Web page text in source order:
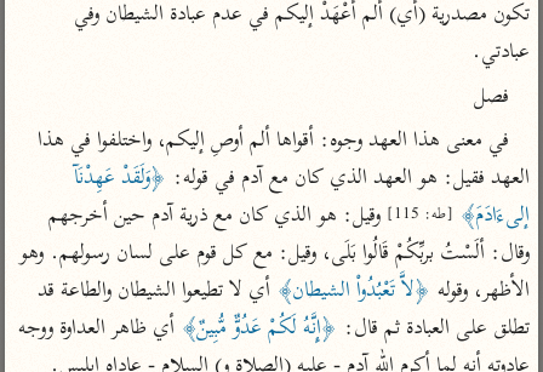
اشترك لتصلك أخبار مشاريعنا
اشترك
راسلنا •تليجرام • تويتر
تعليمات•عن الباحث القرآني
عبادتي.
فصل
العهد فقيل: هو العهد الذي كان مع آدم في قوله:
﴿وَلَقَدْ عَهِدْنَآ
إلىءَادَمَ﴾ [طه: 115]
وقال: ألَسْتُ بربِّكُمْ قَالُوا بَلَى، وقيل: مع كل قوم على لسان رسولهم. وهو
الأظهر، وقوله ﴿لاَّ تَعْبُدُواْ الشيطان﴾
تطلق على العبادة ثم قال: ﴿إِنَّهُ لَكُمْ عَدُوٌّ مُّبِينٌ﴾